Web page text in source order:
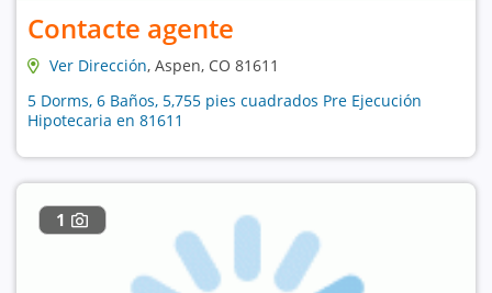
Contacte agente
Ver Dirección, Aspen, CO 81611
5 Dorms, 6 Baños, 5,755 pies cuadrados Pre Ejecución
Hipotecaria en 81611
1